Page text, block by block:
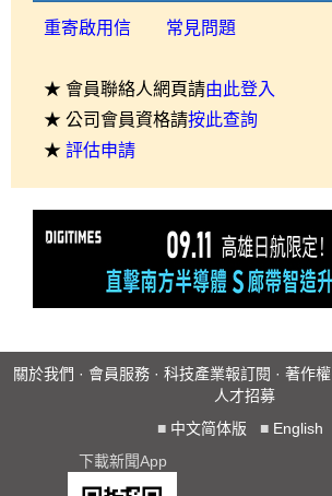
重寄啟用信 常見問題
★ 會員聯絡人網頁請由此登入
★ 公司會員資格請按此查詢
★ 評估申請
關於我們 · 會員服務 · 科技產業報訂閱 · 著作權
人才招募
■ 中文简体版 ■ English
下載新聞App